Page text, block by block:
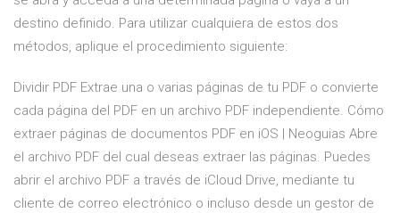
destino definido. Para utilizar cualquiera de estos dos
métodos, aplique el procedimiento siguiente:
Dividir PDF Extrae una o varias páginas de tu PDF o convierte
cada página del PDF en un archivo PDF independiente. Cómo
extraer páginas de documentos PDF en iOS | Neoguias Abre
el archivo PDF del cual deseas extraer las páginas. Puedes
abrir el archivo PDF a través de iCloud Drive, mediante tu
cliente de correo electrónico o incluso desde un gestor de